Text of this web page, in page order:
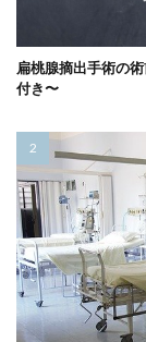
扁桃腺摘出手術の
付き〜